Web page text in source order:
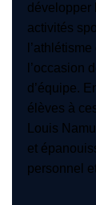
développer
activités
l’occasion
d’équipe.
élèves à
Louis
et
personnel